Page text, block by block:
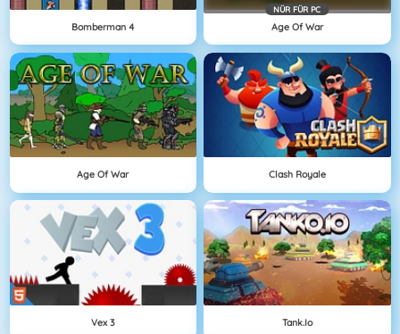
Bomberman 4
NÜR FÜR PC
Age Of War
Age Of War Clash Royale
Vex 3 Tank.io